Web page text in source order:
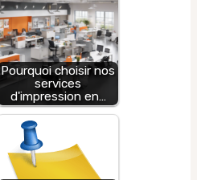
Pourquoi choisir nos
services
d'impression en…